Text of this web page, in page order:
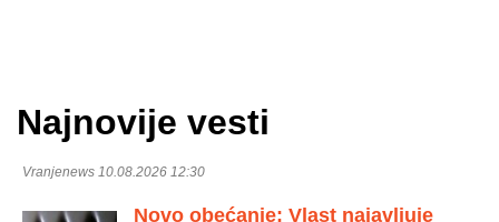
Najnovije vesti
Vranjenews 10.08.2026 12:30
Novo obećanje: Vlast najavljuje